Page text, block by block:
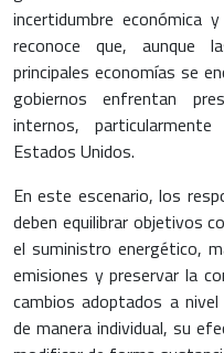
incertidumbre económica
reconoce que, aunque
principales economías se
gobiernos enfrentan
internos,
Estados Unidos.
En este escenario, los
deben equilibrar objetivos
el suministro energético,
emisiones y preservar la
cambios adoptados a
de manera individual, su